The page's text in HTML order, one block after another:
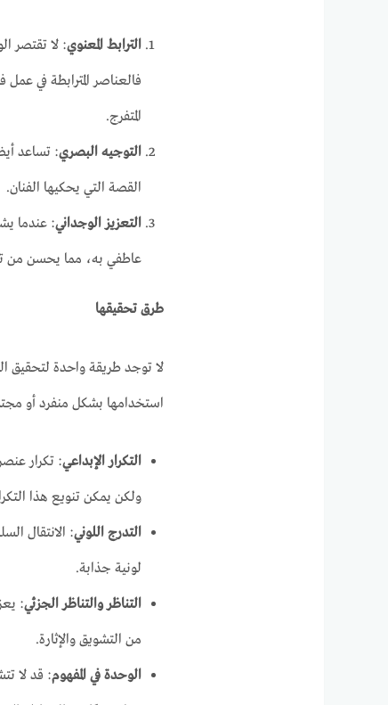
الترابط المعنوي: لا تقتصر
فالعناصر المترابطة في
المتفرج.
التوجيه البصري: تساعد
القصة التي يحكيها الفنان.
التعزيز الوجداني: عندما
عاطفي به، مما يحسن من
طرق تحقيقها
لا توجد طريقة واحدة لتحقيق
استخدامها بشكل منفرد أو
التكرار الإبداعي: تكرار
ولكن يمكن تنويع هذا
التدرج اللوني: الانتقال
لونية جذابة.
التناظر والتناظر الجزئي:
من التشويق والإثارة.
الوحدة في المفهوم: قد لا